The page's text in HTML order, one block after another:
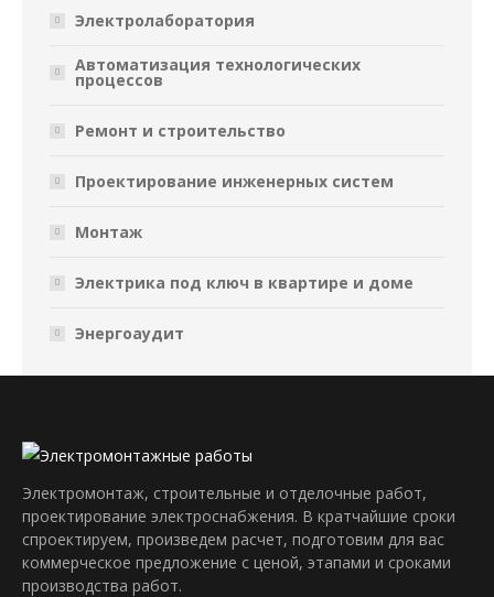
Электролаборатория
Автоматизация технологических
процессов
Ремонт и строительство
Проектирование инженерных систем
Монтаж
Электрика под ключ в квартире и доме
Энергоаудит
Электромонтаж, строительные и отделочные работ,
проектирование электроснабжения. В кратчайшие сроки
спроектируем, произведем расчет, подготовим для вас
коммерческое предложение с ценой, этапами и сроками
производства работ.